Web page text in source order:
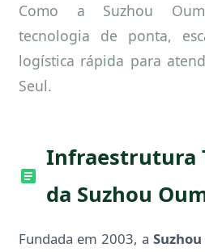
Como a Suzhou
tecnologia de ponta,
logística rápida para
Seul.
Infraestrutura
da Suzhou
Fundada em 2003, a